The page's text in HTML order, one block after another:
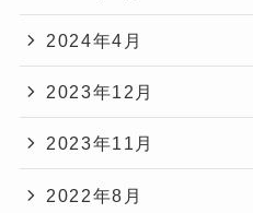
2024年4月
2023年12月
2023年11月
2022年8月